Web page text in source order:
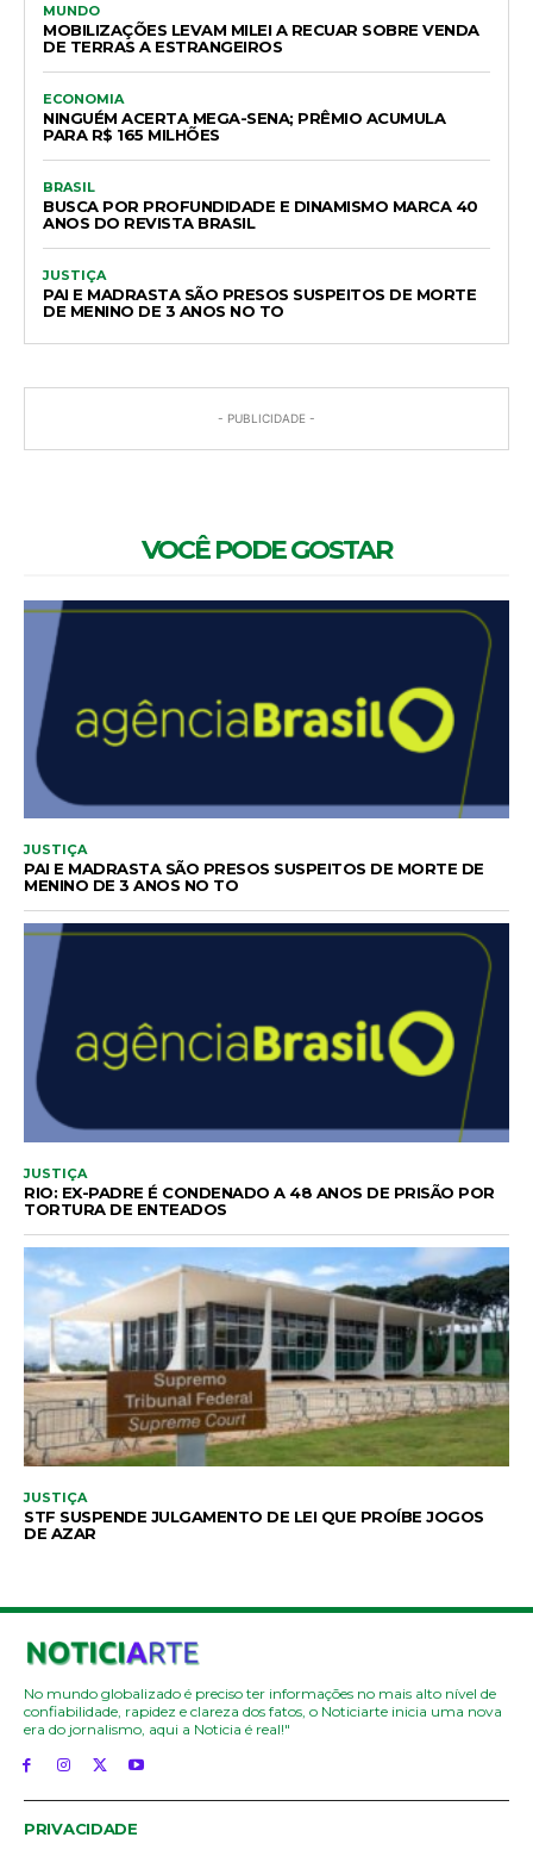
MUNDO
MOBILIZAÇÕES LEVAM MILEI A RECUAR SOBRE VENDA
DE TERRAS A ESTRANGEIROS
ECONOMIA
NINGUÉM ACERTA MEGA-SENA; PRÊMIO ACUMULA
PARA R$ 165 MILHÕES
BRASIL
BUSCA POR PROFUNDIDADE E DINAMISMO MARCA 40
ANOS DO REVISTA BRASIL
JUSTIÇA
PAI E MADRASTA SÃO PRESOS SUSPEITOS DE MORTE
DE MENINO DE 3 ANOS NO TO
- PUBLICIDADE -
VOCÊ PODE GOSTAR
JUSTIÇA
PAI E MADRASTA SÃO PRESOS SUSPEITOS DE MORTE DE
MENINO DE 3 ANOS NO TO
JUSTIÇA
RIO: EX-PADRE É CONDENADO A 48 ANOS DE PRISÃO POR
TORTURA DE ENTEADOS
JUSTIÇA
STF SUSPENDE JULGAMENTO DE LEI QUE PROÍBE JOGOS
DE AZAR
No mundo globalizado é preciso ter informações no mais alto nível de
confiabilidade, rapidez e clareza dos fatos, o Noticiarte inicia uma nova
era do jornalismo, aqui a Noticia é real!"
PRIVACIDADE